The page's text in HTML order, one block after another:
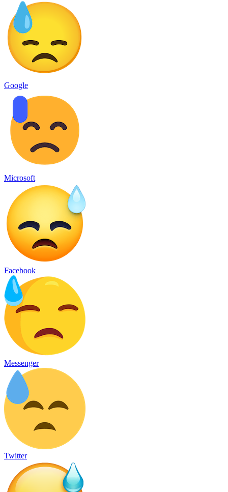
Google
Microsoft
Facebook
Messenger
Twitter